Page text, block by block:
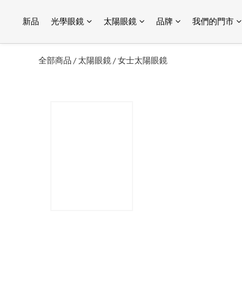
新品 光學眼鏡 太陽眼鏡 品牌 我們的門市
全部商品 / 太陽眼鏡/女士太陽眼鏡